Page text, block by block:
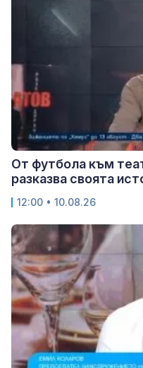
От футбола към
разказва своята
12:00 • 10.08.26